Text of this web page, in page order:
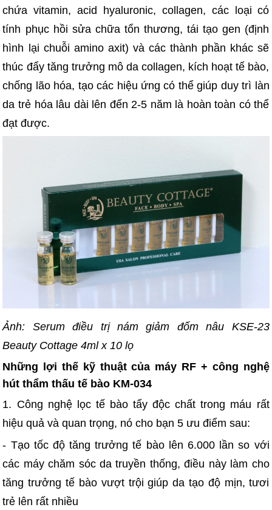
chứa vitamin, acid hyaluronic, collagen, các loại có
tính phục hồi sửa chữa tổn thương, tái tạo gen (định
hình lại chuỗi amino axit) và các thành phần khác sẽ
thúc đẩy tăng trưởng mô da collagen, kích hoạt tế bào,
chống lão hóa, tạo các hiệu ứng có thể giúp duy trì làn
da trẻ hóa lâu dài lên đến 2-5 năm là hoàn toàn có thể
đạt được.
Ảnh: Serum điều trị nám giảm đốm nâu KSE-23
Beauty Cottage 4ml x 10 lọ
Những lợi thế kỹ thuật của máy RF + công nghệ
hút thẩm thấu tế bào KM-034
1. Công nghệ lọc tế bào tẩy độc chất trong máu rất
hiệu quả và quan trọng, nó cho bạn 5 ưu điểm sau:
- Tạo tốc độ tăng trưởng tế bào lên 6.000 lần so với
các máy chăm sóc da truyền thống, điều này làm cho
tăng trưởng tế bào vượt trội giúp da tạo độ mịn, tươi
trẻ lên rất nhiều